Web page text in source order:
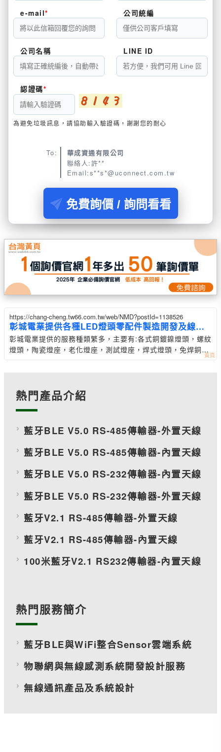
e-mail 公司統編
公司名稱 LINE ID
認證碼
為避免垃圾訊息，請協助輸入驗證碼，謝謝您的耐心
To:
華成資通有限公司
聯絡人:許**
Email:s**s*@uconnect.com.tw
免費詢價 / 詢問看看
https://chang-cheng.tw66.com.tw/web/NMD?postId=1138526
彰城電業提供各種LED燈頭零配件製造開發及線材
加工
彰城電業提供的服務種類繁多，主要有:各式銅鍍鎳燈頭，螺紋
燈頭，陶瓷燈座，老化燈座，測試燈座，焊式燈頭，免焊銅
頭，展示燈座
熱門產品介紹
藍牙BLE V5.0 RS-485傳輸器-外置天線
藍牙BLE V5.0 RS-485傳輸器-內置天線
藍牙BLE V5.0 RS-232傳輸器-內置天線
藍牙BLE V5.0 RS-232傳輸器-外置天線
藍牙V2.1 RS-485傳輸器-外置天線
藍牙V2.1 RS-485傳輸器-內置天線
100米藍牙V2.1 RS232傳輸器-內置天線
熱門服務簡介
藍牙BLE與WiFi整合Sensor雲端系統
物聯網與無線感測系統開發設計服務
無線通訊產品及系統設計